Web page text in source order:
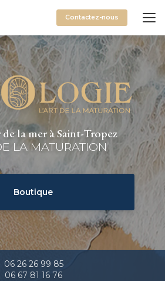
Contactez-nous
la mer à Saint-Tropez
LA MATURATION
Boutique
06 26 26 99 85
06 67 81 16 76